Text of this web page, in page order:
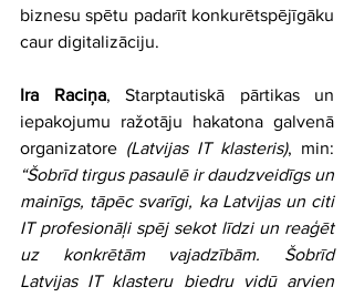
biznesu spētu padarīt konkurētspējīgāku
caur digitalizāciju.
Ira Raciņa, Starptautiskā pārtikas un
iepakojumu ražotāju hakatona galvenā
organizatore (Latvijas IT klasteris)
“Šobrīd tirgus pasaulē ir daudzveidīgs un
mainīgs, tāpēc svarīgi, ka Latvijas un citi
IT profesionāļi spēj sekot līdzi un reaģēt
uz konkrētām vajadzībām. Šobrīd
Latvijas IT klasteru biedru vidū arvien